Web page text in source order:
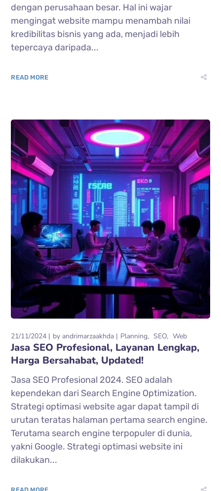
dengan perusahaan besar. Hal ini wajar
mengingat website mampu menambah nilai
kredibilitas bisnis yang ada, menjadi lebih
tepercaya daripada...
READ MORE
21/11/2024 by andrimarzaakhda Planning SEO Web
Jasa SEO Profesional, Layanan Lengkap,
Harga Bersahabat, Updated!
Jasa SEO Profesional 2024. SEO adalah
kependekan dari Search Engine Optimization.
Strategi optimasi website agar dapat tampil di
urutan teratas halaman pertama search engine.
Terutama search engine terpopuler di dunia,
yakni Google. Strategi optimasi website ini
dilakukan...